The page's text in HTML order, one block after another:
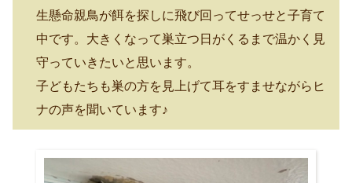
生懸命親鳥が餌を探しに飛び回ってせっせと子育て
中です。大きくなって巣立つ日がくるまで温かく見
守っていきたいと思います。
子どもたちも巣の方を見上げて耳をすませながらヒ
ナの声を聞いています♪